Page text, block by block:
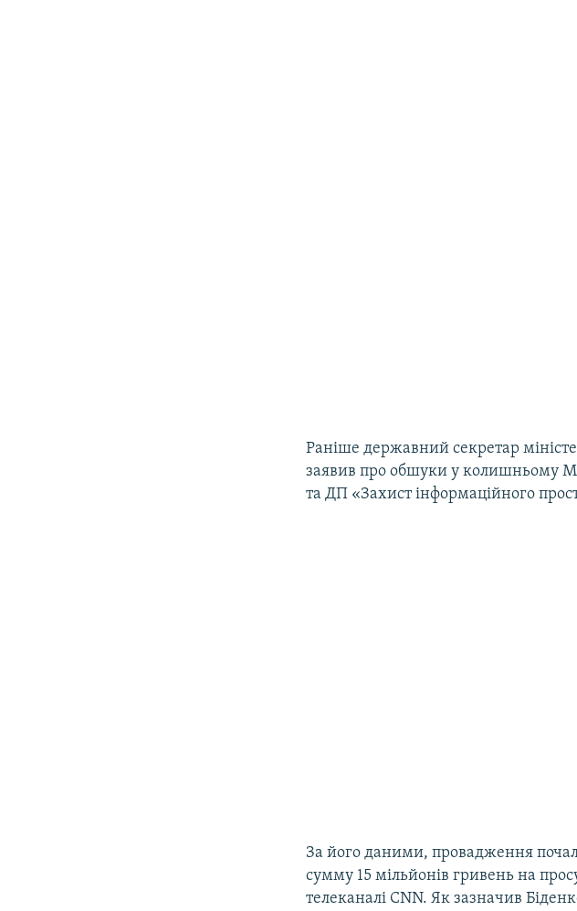
Раніше державний секретар
заявив про обшуки у колишньому
та ДП «Захист інформаційного
За його даними, провадження
сумму 15 мільйонів гривень на
телеканалі CNN. Як зазначив